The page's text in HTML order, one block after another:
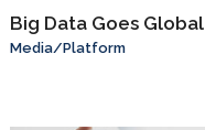
Big Data Goes Global
Media/Platform